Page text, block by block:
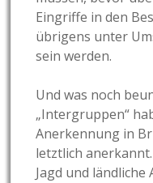
Eingriffe in den
übrigens unter
sein werden.
Und was noch
„Intergruppen“
Anerkennung in
letztlich
Jagd und ländliche